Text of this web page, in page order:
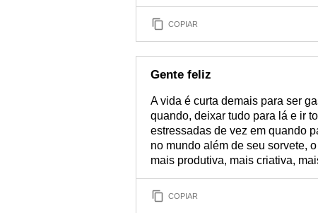
COPIAR
Gente feliz
A vida é curta demais para ser
quando, deixar tudo para lá e ir
estressadas de vez em quando
no mundo além de seu sorvete,
mais produtiva, mais criativa,
COPIAR